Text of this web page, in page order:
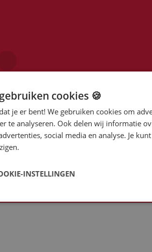
VoorwaardenDuurzaam inkoopbeleid
cookies 🍪
je er bent! We gebruiken cookies om
te analyseren. Ook delen wij informatie
social media en analyse. Je
INSTELLINGEN